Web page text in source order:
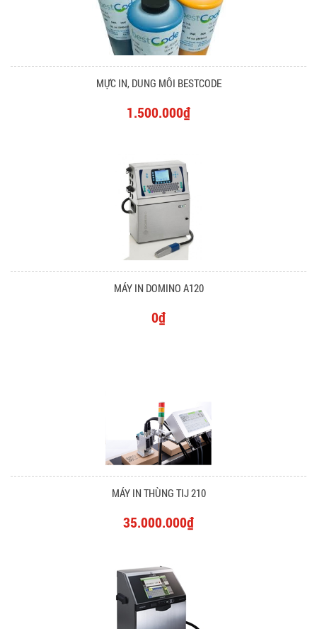
MỰC IN, DUNG MÔI BESTCODE
1.500.000₫
MÁY IN DOMINO A120
0₫
MÁY IN THÙNG TIJ 210
35.000.000₫